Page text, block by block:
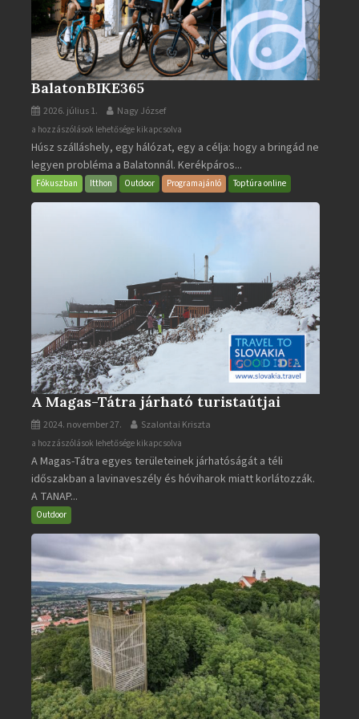
BalatonBIKE365
2026. július 1. Nagy József
BalatonBIKE365
bejegyzéshez
a hozzászólások lehetősége kikapcsolva
Húsz szálláshely, egy hálózat, egy a célja: hogy a bringád ne
legyen probléma a Balatonnál. Kerékpáros...
Fókuszban Itthon Outdoor Programajánló Toptúra online
A Magas-Tátra járható turistaútjai
2024. november 27. Szalontai Kriszta
A
Magas-
Tátra
járható
turistaútjai
a hozzászólások lehetősége kikapcsolva
A Magas-Tátra egyes területeinek járhatóságát a téli
időszakban a lavinaveszély és hóviharok miatt korlátozzák.
A TANAP...
Outdoor